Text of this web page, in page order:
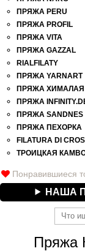
ПРЯЖА PERU
ПРЯЖА PROFIL
ПРЯЖА VITA
ПРЯЖА GAZZAL
RIALFILATY
ПРЯЖА YARNART
ПРЯЖА ХИМАЛАЯ
ПРЯЖА
ПРЯЖА SANDNES
ПРЯЖА ПЕХОРКА
FILATURA DI
ТРОИЦКАЯ
Понравившиеся
НАША
Пряжа